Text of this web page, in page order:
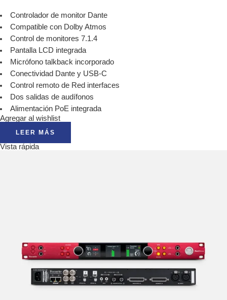
Controlador de monitor Dante
Compatible con Dolby Atmos
Control de monitores 7.1.4
Pantalla LCD integrada
Micrófono talkback incorporado
Conectividad Dante y USB-C
Control remoto de Red interfaces
Dos salidas de audífonos
Alimentación PoE integrada
Agregar al wishlist
LEER MÁS
Vista rápida